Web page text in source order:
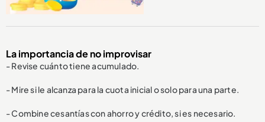
La importancia de no improvisar
- Revise cuánto tiene acumulado.
- Mire si le alcanza para la cuota inicial o solo para una parte.
- Combine cesantías con ahorro y crédito, si es necesario.